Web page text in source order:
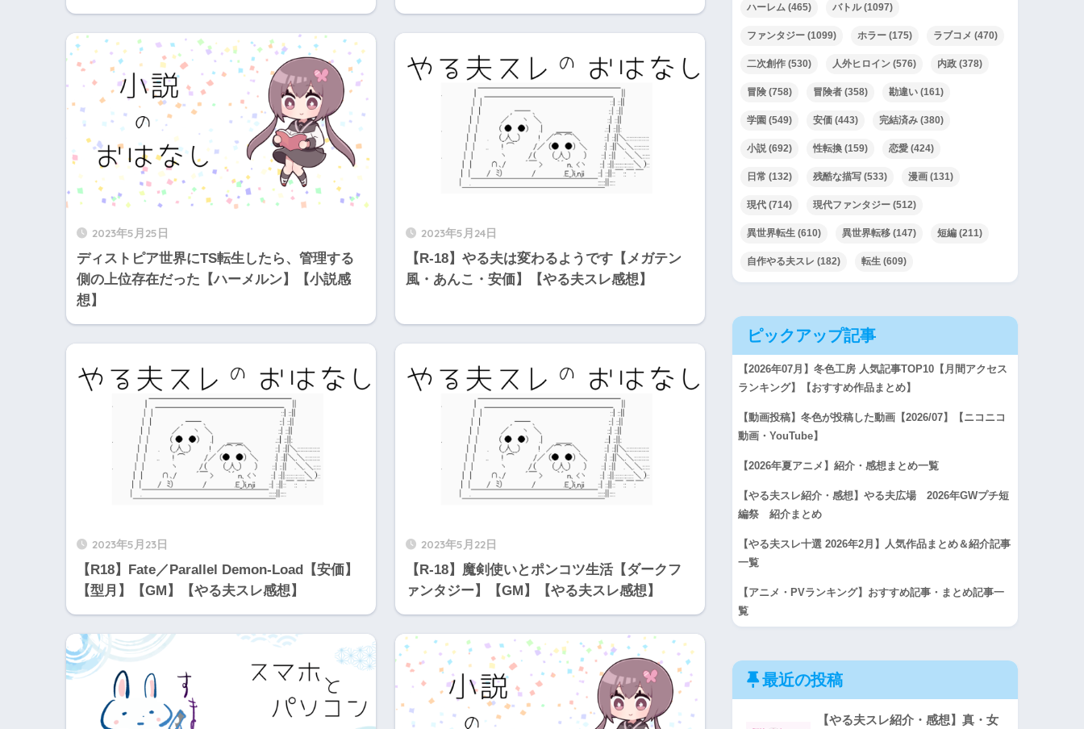
2023年5月25日
ディストピア世界にTS転生したら、管理する
側の上位存在だった【ハーメルン】【小説感
想】
2023年5月24日
【R-18】やる夫は変わるようです【メガテン
風・あんこ・安価】【やる夫スレ感想】
2023年5月23日
【R18】Fate／Parallel Demon-Load【安価】
【型月】【GM】【やる夫スレ感想】
2023年5月22日
【R-18】魔剣使いとポンコツ生活【ダークフ
ァンタジー】【GM】【やる夫スレ感想】
ハーレム (465) バトル(1097)
ファンタジー (1099) ホラー (175) ラブコメ (470)
二次創作 (530) 人外ヒロイン (576) 内政 (378)
冒険 (758) 冒険者 (358) 勘違い (161)
学園 (549) 安価 (443) 完結済み (380)
小説(692) 性転換 (159) 恋愛 (424)
日常 (132) 残酷な描写 (533) 漫画 (131)
現代 (714) 現代ファンタジー (512)
異世界転生 (610) 異世界転移 (147) 短編 (211)
自作やる夫スレ (182) 転生 (609)
ピックアップ記事
【2026年07月】冬色工房 人気記事TOP10【月間アクセス
ランキング】【おすすめ作品まとめ】
【動画投稿】冬色が投稿した動画【2026/07】【ニコニコ
動画・YouTube】
【2026年夏アニメ】紹介・感想まとめ一覧
【やる夫スレ紹介・感想】やる夫広場 2026年GWプチ短
編祭 紹介まとめ
【やる夫スレ十選 2026年2月】人気作品まとめ＆紹介記事
一覧
【アニメ・PVランキング】おすすめ記事・まとめ記事一
覧
最近の投稿
【やる夫スレ紹介・感想】真・女